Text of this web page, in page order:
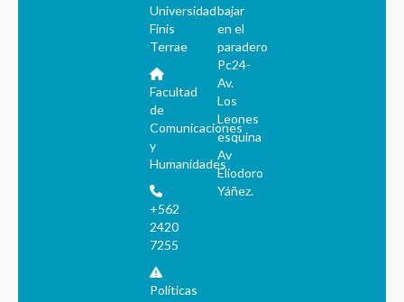
Universidad
Finis
Terrae
Facultad
de
Comunicaciones
y
Humanidades
+562
2420
7255
Políticas
bajar
en el
paradero
Pc24-
Av.
Los
Leones
esquina
Av
Eliodoro
Yáñez.